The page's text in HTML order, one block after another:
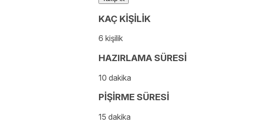
KAÇ KİŞİLİK
6 kişilik
HAZIRLAMA SÜRESİ
10 dakika
PİŞİRME SÜRESİ
15 dakika